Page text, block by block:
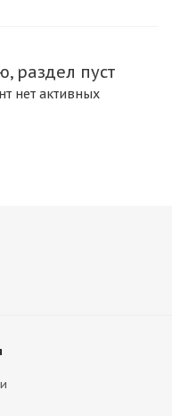
раздел пуст
нет активных